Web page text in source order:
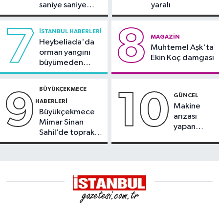
saniye saniye
görüntülendi
yaralı
7 İSTANBUL HABERLERI
Heybeliada'da
orman yangını
büyümeden
söndürüldü
8 MAGAZIN
Muhtemel Aşk'ta
Ekin Koç damgası
9 BÜYÜKÇEKMECE
HABERLERI
Büyükçekmece
Mimar Sinan
Sahil’de toprak
kayması
10 GÜNCEL
Makine
arızası
yapan